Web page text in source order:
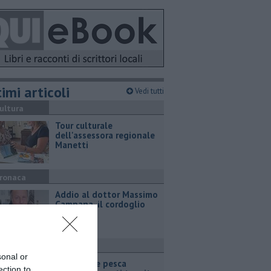
or
to
articoli Vedi tutti
Tour culturale
dell'assessora regionale
Manetti
Addio al dottor Massimo
Campana, il cordoglio
Noleggio e pesca